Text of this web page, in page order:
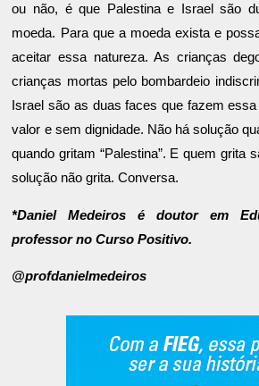
ou não, é que Palestina e Israel são
moeda. Para que a moeda exista e
aceitar essa natureza. As crianças
crianças mortas pelo bombardeio
Israel são as duas faces que fazem
valor e sem dignidade. Não há solução
quando gritam “Palestina”. E quem grita
solução não grita. Conversa.
*Daniel Medeiros é doutor em
professor no Curso Positivo.
@profdanielmedeiros